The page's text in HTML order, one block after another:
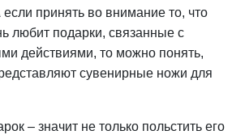
принять во внимание то, что
любит подарки, связанные с
действиями, то можно понять,
сувенирные ножи для
– значит не только польстить его